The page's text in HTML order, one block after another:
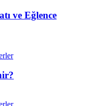
ve Eğlence